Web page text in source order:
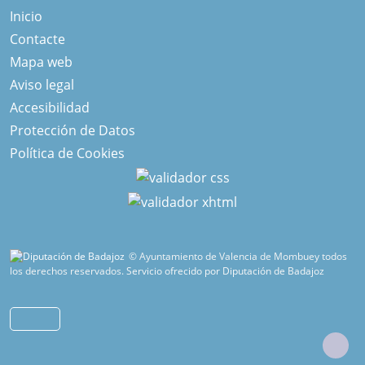
Inicio
Contacte
Mapa web
Aviso legal
Accesibilidad
Protección de Datos
Política de Cookies
© Ayuntamiento de Valencia de Mombuey todos
los derechos reservados.Servicio ofrecido por Diputación de Badajoz